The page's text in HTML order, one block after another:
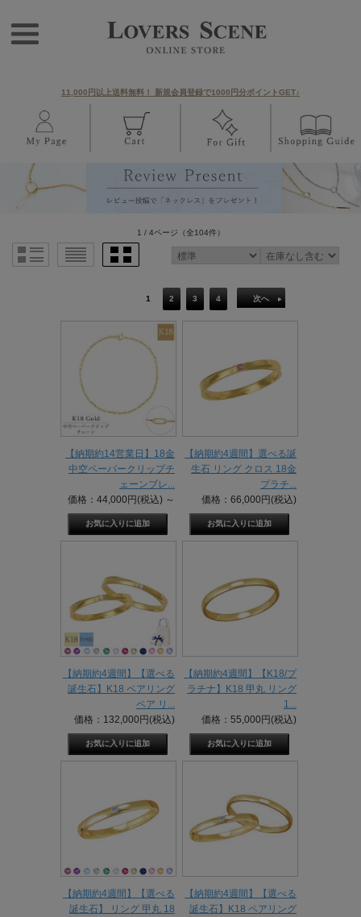
11,000円以上送料無料！ 新規会員登録で1000円分ポイントGET♪
1 / 4ページ （全104件）
1 2 3 4 次へ
【納期約14営業日】18金
中空ペーパークリップチ
ェーンブレ...
価格：44,000円(税込) ～
【納期約4週間】選べる誕
生石 リング クロス 18金
プラチ...
価格：66,000円(税込)
【納期約4週間】【選べる
誕生石】K18 ペアリング
ペア リ...
価格：132,000円(税込)
【納期約4週間】【K18/プ
ラチナ】K18 甲丸 リング
1...
価格：55,000円(税込)
【納期約4週間】【選べる
誕生石】 リング 甲丸 18
【納期約4週間】【選べる
誕生石】K18 ペアリング